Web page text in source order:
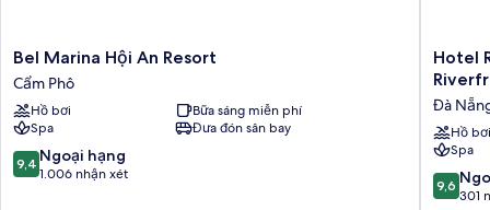
Bel
Marina
Hội
An
Resort
Cẩm
Phô
Bel Marina Hội An Resort
Cẩm Phô
Hồ bơi
Bữa sáng miễn phí
Spa
Đưa đón sân bay
9.4
trên
9,4 Ngoại hạng
1.006 nhận xét
Hotel
Royal
Hoi
An
Danang,
The
Legacy
Hotel
Đà
Hồ bơi
Spa
9.6
trên
9,6
301